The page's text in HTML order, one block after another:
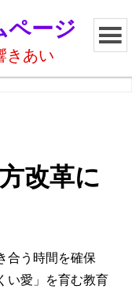
ページ
きあい
改革に
合う時間を確保
い愛」を育む教育